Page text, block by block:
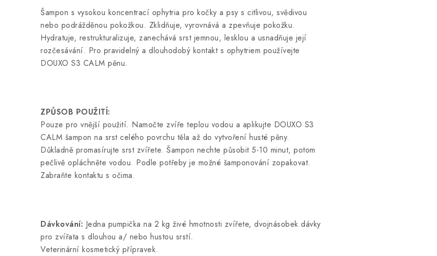
Šampon s vysokou koncentrací ophytria pro kočky a psy s citlivou, svědivou
nebo podrážděnou pokožkou. Zklidňuje, vyrovnává a zpevňuje pokožku.
Hydratuje, restrukturalizuje, zanechává srst jemnou, lesklou a usnadňuje její
rozčesávání. Pro pravidelný a dlouhodobý kontakt s ophytriem používejte
DOUXO S3 CALM pěnu.
ZPŮSOB POUŽITÍ:
Pouze pro vnější použití. Namočte zvíře teplou vodou a aplikujte DOUXO S3
CALM šampon na srst celého povrchu těla až do vytvoření husté pěny.
Důkladně promasírujte srst zvířete. Šampon nechte působit 5-10 minut, potom
pečlivě opláchněte vodou. Podle potřeby je možné šamponování zopakovat.
Zabraňte kontaktu s očima.
Dávkování: Jedna pumpička na 2 kg živé hmotnosti zvířete, dvojnásobek dávky
pro zvířata s dlouhou a/ nebo hustou srstí.
Veterinární kosmetický přípravek.